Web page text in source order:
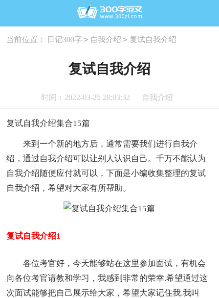
当前位置： 日记300字 > 自我介绍 > 复试自我介绍
复试自我介绍
时间：2022-03-25 20:03:32 自我介绍
复试自我介绍集合15篇
来到一个新的地方后，通常需要我们进行自我介
绍，通过自我介绍可以让别人认识自己。千万不能认为
自我介绍随便应付就可以，下面是小编收集整理的复试
自我介绍，希望对大家有所帮助。
复试自我介绍1
各位考官好，今天能够站在这里参加面试，有机会
向各位考官请教和学习，我感到非常的荣幸.希望通过这
次面试能够把自己展示给大家，希望大家记住我.我叫